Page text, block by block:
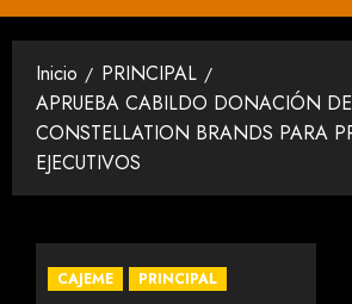
principal
Inicio
PRINCIPAL
APRUEBA CABILDO DONACIÓN DE
CONSTELLATION BRANDS PARA
EJECUTIVOS
CAJEME PRINCIPAL